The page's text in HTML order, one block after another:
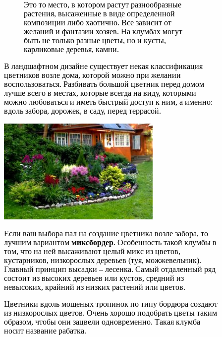
Это то место, в котором растут разнообразные
растения, высаженные в виде определенной
композиции либо хаотично. Все зависит от
желаний и фантазии хозяев. На клумбах могут
быть не только разные цветы, но и кусты,
карликовые деревья, камни.
В ландшафтном дизайне существует некая классификация
цветников возле дома, которой можно при желании
воспользоваться. Разбивать большой цветник перед домом
лучше всего в местах, которые всегда на виду, которыми
можно любоваться и иметь быстрый доступ к ним, а именно:
вдоль забора, дорожек, в саду, перед террасой.
Если ваш выбора пал на создание цветника возле забора, то
лучшим вариантом миксбордер. Особенность такой клумбы в
том, что на ней высаживают целый микс из цветов,
кустарников, низкорослых деревьев (туя, можжевельник).
Главный принцип высадки – лесенка. Самый отдаленный ряд
состоит из высоких деревьев или кустов, средний из
невысоких, крайний из низких растений или цветов.
Цветники вдоль мощеных тропинок по типу бордюра создают
из низкорослых цветов. Очень хорошо подобрать цветы таким
образом, чтобы они зацвели одновременно. Такая клумба
носит название рабатка.